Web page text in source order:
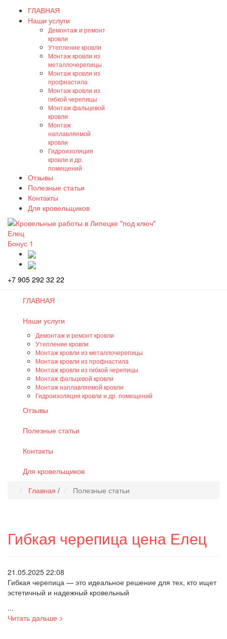
ГЛАВНАЯ
Наши услуги
Демонтаж и ремонт
кровли
Утепление кровли
Монтаж кровли из
металлочерепицы
Монтаж кровли из
профнастила
Монтаж кровли из
гибкой черепицы
Монтаж фальцевой
кровли
Монтаж
наплавляемой
кровли
Гидроизоляция
кровли и др.
помещений
Отзывы
Полезные статьи
Контакты
Для кровельщиков
Елец
Бонус 1
+7 905 292 32 22
ГЛАВНАЯ
Наши услуги
Демонтаж и ремонт кровли
Утепление кровли
Монтаж кровли из металлочерепицы
Монтаж кровли из профнастила
Монтаж кровли из гибкой черепицы
Монтаж фальцевой кровли
Монтаж наплавляемой кровли
Гидроизоляция кровли и др. помещений
Отзывы
Полезные статьи
Контакты
Для кровельщиков
Главная / Полезные статьи
Гибкая черепица цена Елец
21.05.2025 22:08
Гибкая черепица — это идеальное решение для тех, кто ищет
эстетичный и надежный кровельный
...
Читать дальше >